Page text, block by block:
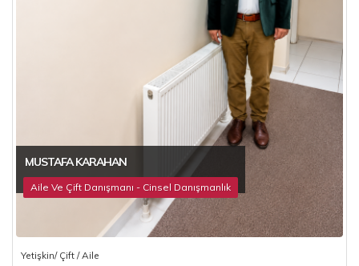
MUSTAFA KARAHAN
Aile Ve Çift Danışmanı - Cinsel Danışmanlık
Yetişkin/ Çift / Aile